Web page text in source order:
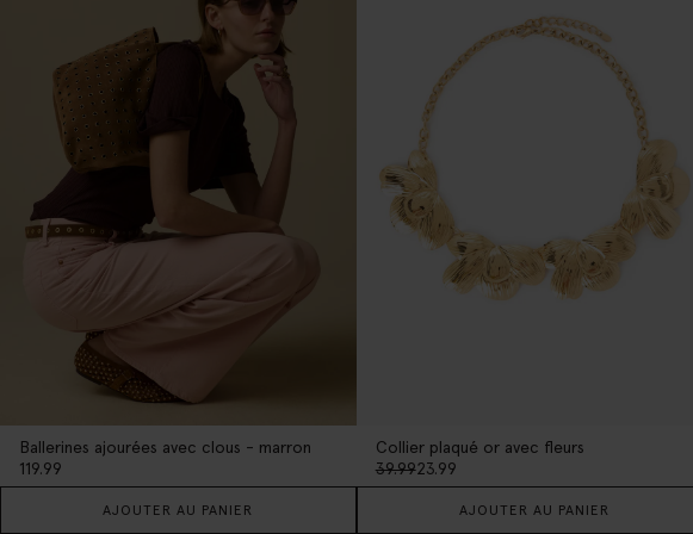
Ballerines ajourées avec clous - marron
119.99
AJOUTER AU PANIER
Collier plaqué or avec fleurs
39.9923.99
AJOUTER AU PANIER